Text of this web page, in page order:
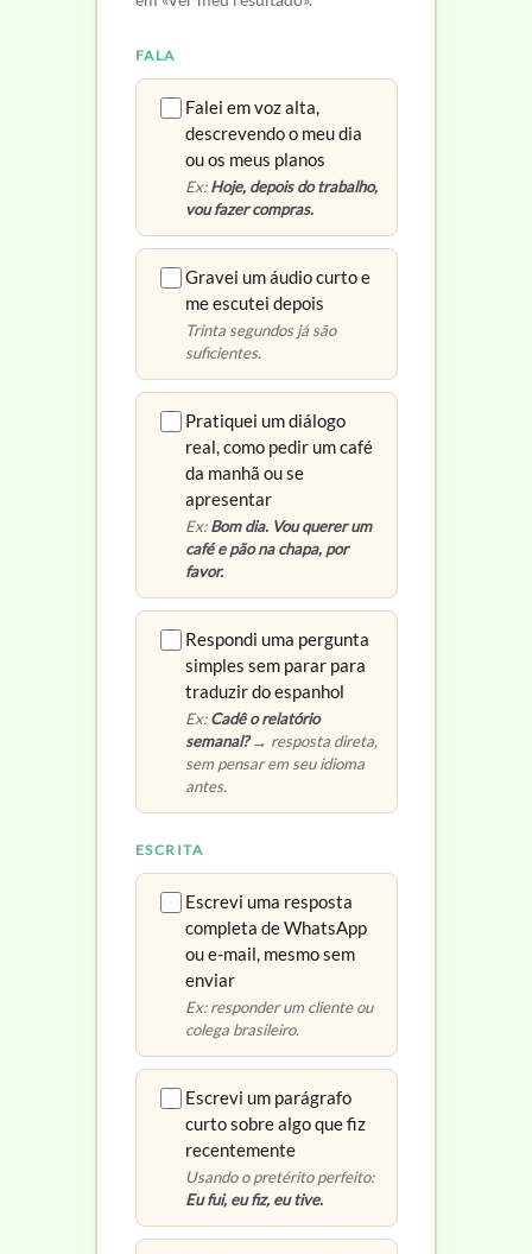
FALA
Falei em voz alta,
descrevendo o meu dia
ou os meus planos
Ex:Hoje, depois do trabalho,
vou fazer compras.
Gravei um áudio curto e
me escutei depois
Trinta segundos já são
suficientes.
Pratiquei um diálogo
real, como pedir um café
da manhã ou se
apresentar
Ex:Bom dia. Vou querer um
café e pão na chapa, por
favor.
Respondi uma pergunta
simples sem parar para
traduzir do espanhol
Ex:Cadê o relatório
semanal?→ resposta direta,
sem pensar em seu idioma
antes.
ESCRITA
Escrevi uma resposta
completa de WhatsApp
ou e-mail, mesmo sem
enviar
Ex: responder um cliente ou
colega brasileiro.
Escrevi um parágrafo
curto sobre algo que fiz
recentemente
Usando o pretérito perfeito:
Eu fui, eu fiz, eu tive.